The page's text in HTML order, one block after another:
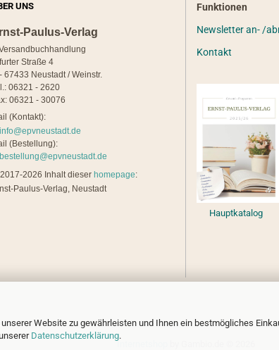
Website zu gewährleisten und Ihnen ein bestmögliches
Datenschutzerklärung.
UNS
Paulus-Verlag
Straße 4
67433 Neustadt / Weinstr.
06321 - 2620
06321 - 30076
(Kontakt):
info@epvneustadt.de
(Bestellung):
bestellung@epvneustadt.de
2017-2026 Inhalt dieser homepage:
Paulus-Verlag, Neustadt
Funktionen
Newsletter an- /
Kontakt
Hauptkatalog
Internetshop